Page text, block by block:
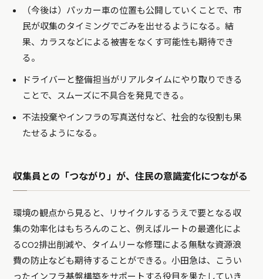
（今後は）パッカー車の位置も公開していくことで、市
民が収集のタイミングでごみを出せるようになる。結
果、カラスなどによる被害をなくす可能性も期待でき
る。
ドライバーと整備担当がリアルタイムにやり取りできる
ことで、スムーズに不具合を発見できる。
不法投棄やインフラの写真送付など、社会的な役割も果
たせるようになる。
収集員との「つながり」が、住民の意識変化につながる
環境の観点から見ると、リサイクルするうえで要となる収
集の効率化はもちろんのこと、例えばルートの最適化によ
るCO2排出削減や、タイムリーな修理による無駄な資源浪
費の防止なども期待することができる。小田急は、こうい
ったインフラ基盤構築をサポートする役目を果たしていき